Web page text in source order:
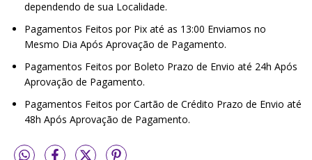
dependendo de sua Localidade.
Pagamentos Feitos por Pix até as 13:00 Enviamos no
Mesmo Dia Após Aprovação de Pagamento.
Pagamentos Feitos por Boleto Prazo de Envio até 24h Após
Aprovação de Pagamento.
Pagamentos Feitos por Cartão de Crédito Prazo de Envio até
48h Após Aprovação de Pagamento.